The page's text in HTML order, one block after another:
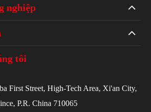
nghiệp
tôi
First Street, High-Tech Area, Xi'an City,
P.R. China 710065